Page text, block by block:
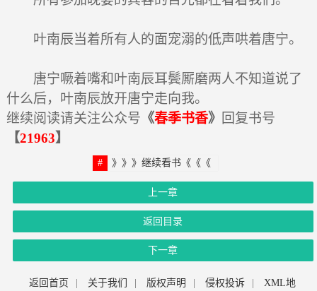
叶南辰当着所有人的面宠溺的低声哄着唐宁。
唐宁噘着嘴和叶南辰耳鬓厮磨两人不知道说了
什么后，叶南辰放开唐宁走向我。
继续阅读请关注公众号 《春季书香》
回复书号
【21963】
》》》继续看书《《《
上一章
返回目录
下一章
返回首页 关于我们 版权声明 侵权投诉 XML地